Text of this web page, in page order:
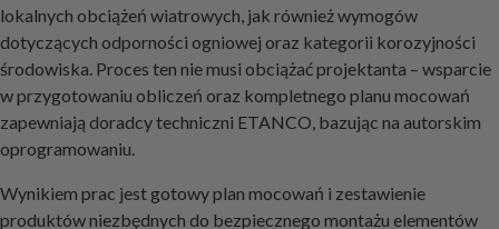
lokalnych obciążeń wiatrowych, jak również wymogów
dotyczących odporności ogniowej oraz kategorii korozyjności
środowiska. Proces ten nie musi obciążać projektanta – wsparcie
w przygotowaniu obliczeń oraz kompletnego planu mocowań
zapewniają doradcy techniczni ETANCO, bazując na autorskim
oprogramowaniu.
Wynikiem prac jest gotowy plan mocowań i zestawienie
produktów niezbędnych do bezpiecznego montażu elementów